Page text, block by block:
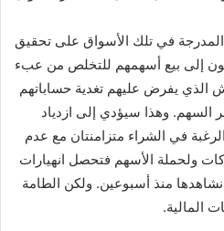
في تلك الأسواق على تحقيق
إلى بيع أسهمهم للتخلص من عبء
الذي يفرض عليهم تغدية حساباتهم
السهم. وهذا سيؤدي إلى ازدياد
في الشراء متزامنتان مع عدم
ولحملة الأسهم فتحصل انهيارات
منذ أسبوعين. ولكن الطامة
المالية.